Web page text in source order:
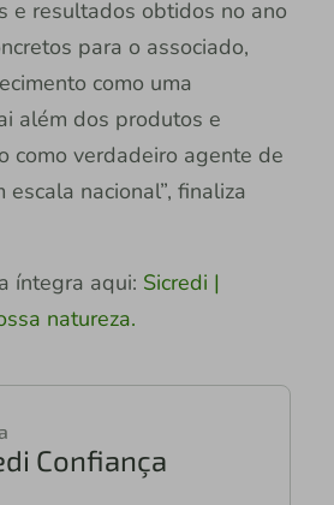
e resultados obtidos no ano
para o associado,
como uma
além dos produtos e
como verdadeiro agente de
nacional”, finaliza
íntegra aqui: Sicredi |
natureza.
Confiança